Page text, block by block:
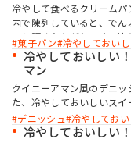
MIYOSHI MIRAI
ミヨシ油脂 コーポ
冷やして食べるクリームパンです。 冷
内で陳列していると、で
ても硬くなりがちです。
の「パンテオンセレクトM
「サクセフレッシュ」を
っとりとした食感を長持
菓子パン 冷やしておい
冷やしておいしい
マン
クイニーアマン風のデニ
た、冷やしておいしいス
脂に「サクセフレッシュ」
ることでチルドの温度帯で
デニッシュ 冷やしてお
冷やしておいしい